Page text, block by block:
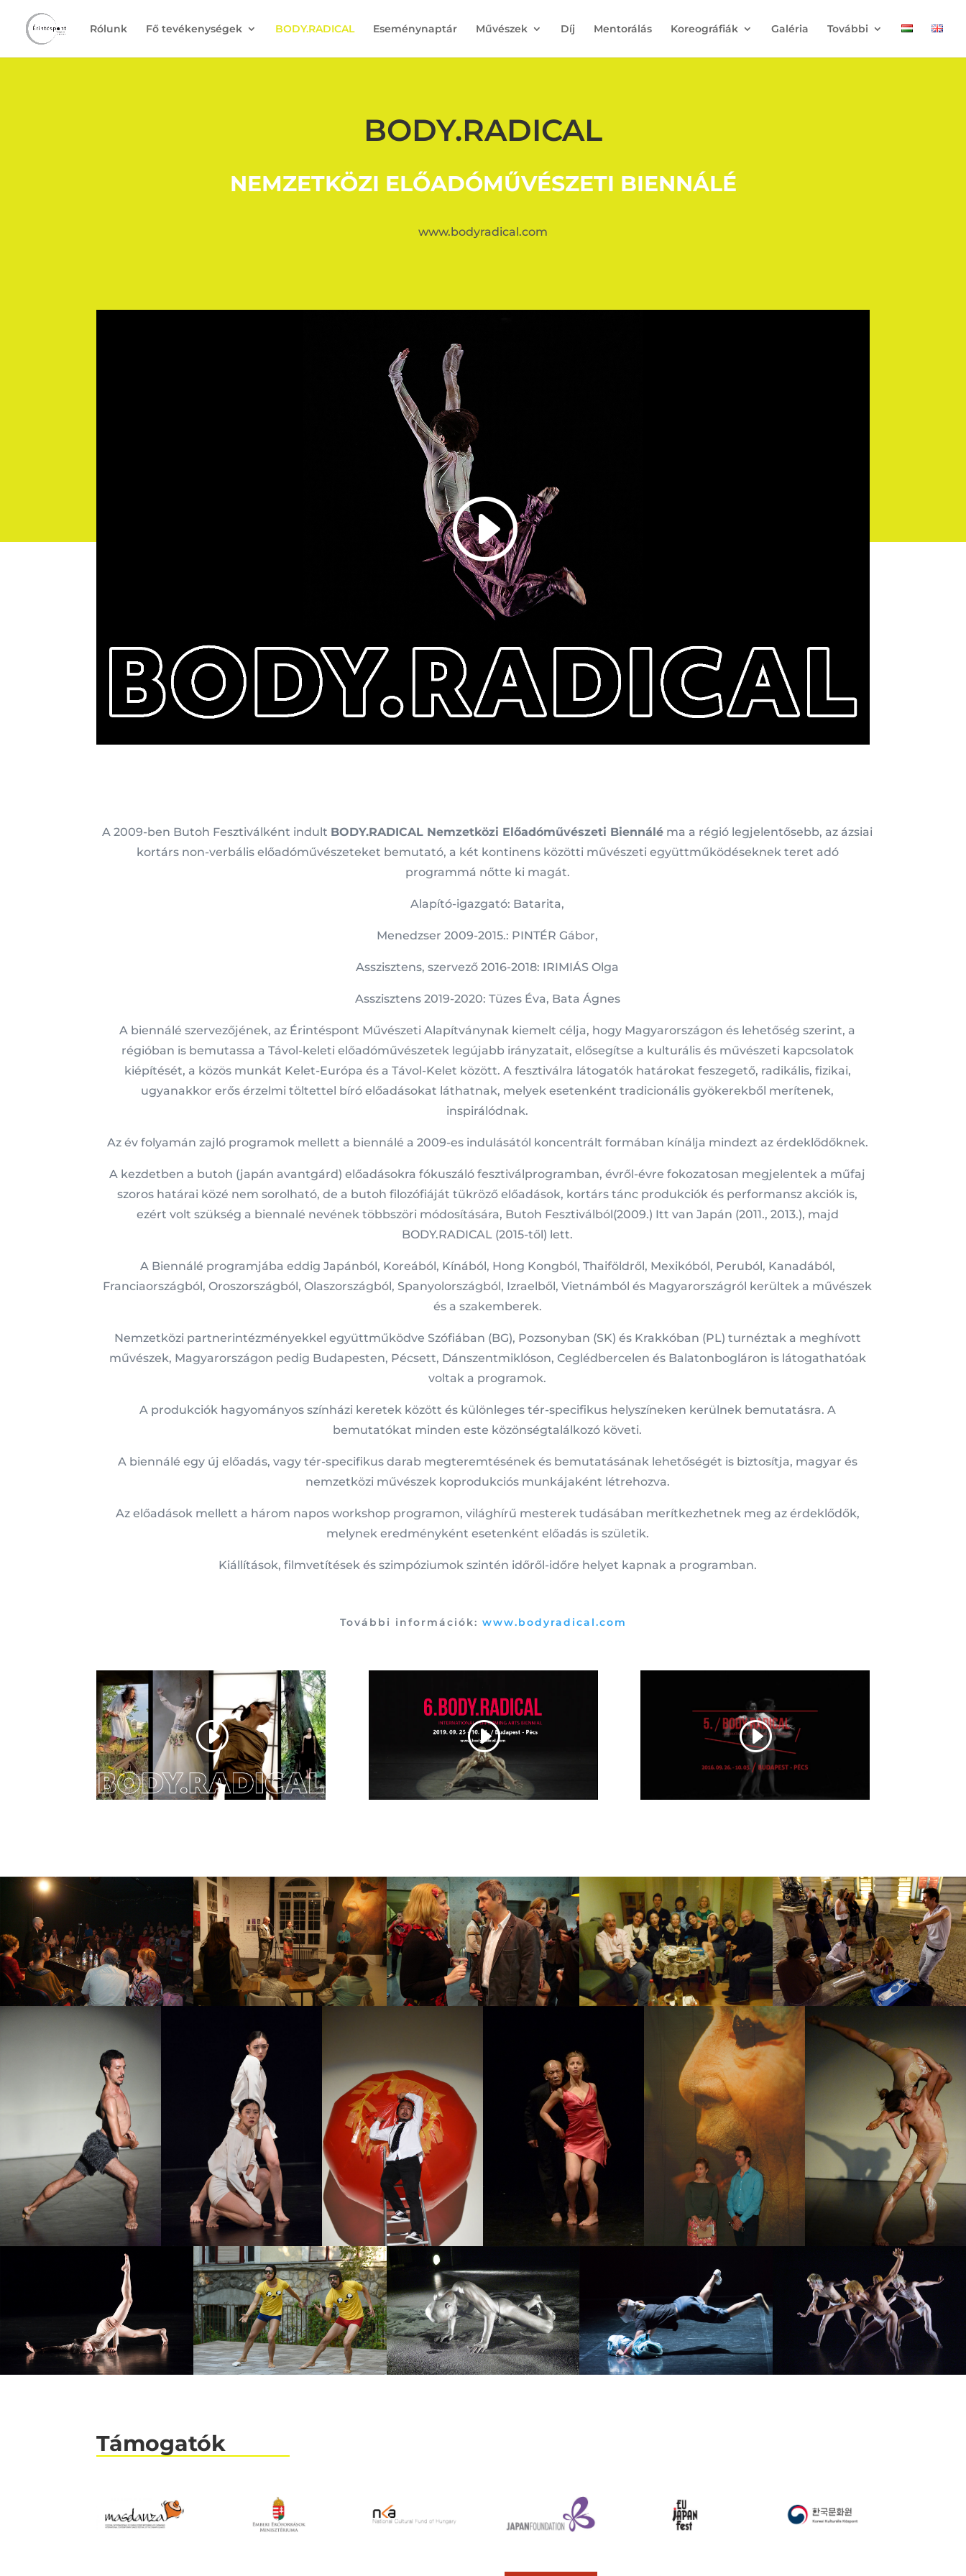
Rólunk Fő tevékenységek BODY.RADICAL Eseménynaptár Művészek Díj Mentorálás Koreográfiák Galéria További
BODY.RADICAL
NEMZETKÖZI ELŐADÓMŰVÉSZETI BIENNÁLÉ
www.bodyradical.com
A 2009-ben Butoh Fesztiválként indult BODY.RADICAL Nemzetközi Előadóművészeti Biennálé ma a régió legjelentősebb, az ázsiai
kortárs non-verbális előadóművészeteket bemutató, a két kontinens közötti művészeti együttműködéseknek teret adó
programmá nőtte ki magát.
Alapító-igazgató: Batarita,
Menedzser 2009-2015.: PINTÉR Gábor,
Asszisztens, szervező 2016-2018: IRIMIÁS Olga
Asszisztens 2019-2020: Tüzes Éva, Bata Ágnes
A biennálé szervezőjének, az Érintéspont Művészeti Alapítványnak kiemelt célja, hogy Magyarországon és lehetőség szerint, a
régióban is bemutassa a Távol-keleti előadóművészetek legújabb irányzatait, elősegítse a kulturális és művészeti kapcsolatok
kiépítését, a közös munkát Kelet-Európa és a Távol-Kelet között. A fesztiválra látogatók határokat feszegető, radikális, fizikai,
ugyanakkor erős érzelmi töltettel bíró előadásokat láthatnak, melyek esetenként tradicionális gyökerekből merítenek,
inspirálódnak.
Az év folyamán zajló programok mellett a biennálé a 2009-es indulásától koncentrált formában kínálja mindezt az érdeklődőknek.
A kezdetben a butoh (japán avantgárd) előadásokra fókuszáló fesztiválprogramban, évről-évre fokozatosan megjelentek a műfaj
szoros határai közé nem sorolható, de a butoh filozófiáját tükröző előadások, kortárs tánc produkciók és performansz akciók is,
ezért volt szükség a biennalé nevének többszöri módosítására, Butoh Fesztiválból(2009.) Itt van Japán (2011., 2013.), majd
BODY.RADICAL (2015-től) lett.
A Biennálé programjába eddig Japánból, Koreából, Kínából, Hong Kongból, Thaiföldről, Mexikóból, Peruból, Kanadából,
Franciaországból, Oroszországból, Olaszországból, Spanyolországból, Izraelből, Vietnámból és Magyarországról kerültek a művészek
és a szakemberek.
Nemzetközi partnerintézményekkel együttműködve Szófiában (BG), Pozsonyban (SK) és Krakkóban (PL) turnéztak a meghívott
művészek, Magyarországon pedig Budapesten, Pécsett, Dánszentmiklóson, Ceglédbercelen és Balatonbogláron is látogathatóak
voltak a programok.
A produkciók hagyományos színházi keretek között és különleges tér-specifikus helyszíneken kerülnek bemutatásra. A
bemutatókat minden este közönségtalálkozó követi.
A biennálé egy új előadás, vagy tér-specifikus darab megteremtésének és bemutatásának lehetőségét is biztosítja, magyar és
nemzetközi művészek koprodukciós munkájaként létrehozva.
Az előadások mellett a három napos workshop programon, világhírű mesterek tudásában merítkezhetnek meg az érdeklődők,
melynek eredményként esetenként előadás is születik.
Kiállítások, filmvetítések és szimpóziumok szintén időről-időre helyet kapnak a programban.
További információk: www.bodyradical.com
Támogatók